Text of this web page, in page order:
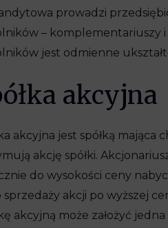
prowadzi
– komplementariuszy
jest odmienne
akcyjna
akcyjna jest spółką mająca
akcję spółki.
do wysokości ceny
sprzedaży akcji po wyższej
akcyjną może założyć